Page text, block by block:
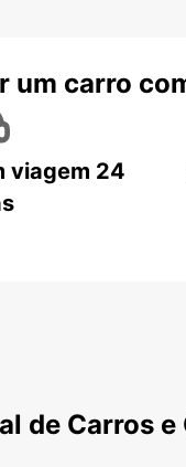
um carro
viagem 24
de Carros e